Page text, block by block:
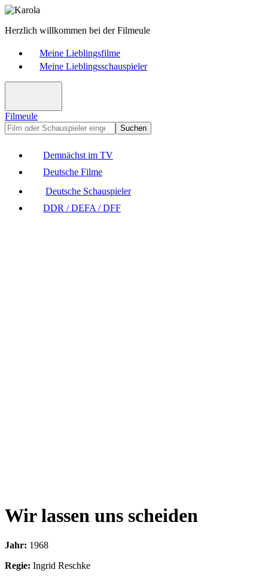
Herzlich willkommen bei der Filmeule
Meine Lieblingsfilme
Meine Lieblingsschauspieler
Filmeule
Suchen
Demnächst im TV
Deutsche Filme
Deutsche Schauspieler
DDR / DEFA / DFF
Wir lassen uns scheiden
Jahr: 1968
Regie: Ingrid Reschke